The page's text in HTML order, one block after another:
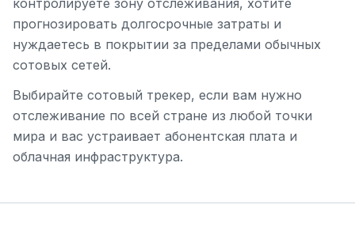
прогнозировать долгосрочные затраты и
нуждаетесь в покрытии за пределами обычных
сотовых сетей.
Выбирайте сотовый трекер, если вам нужно
отслеживание по всей стране из любой точки
мира и вас устраивает абонентская плата и
облачная инфраструктура.